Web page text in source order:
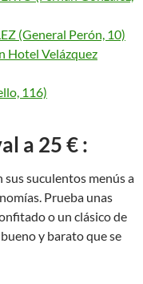
(General Perón, 10)
Hotel Velázquez
116)
a 25 € :
suculentos menús a
Prueba unas
o un clásico de
y barato que se